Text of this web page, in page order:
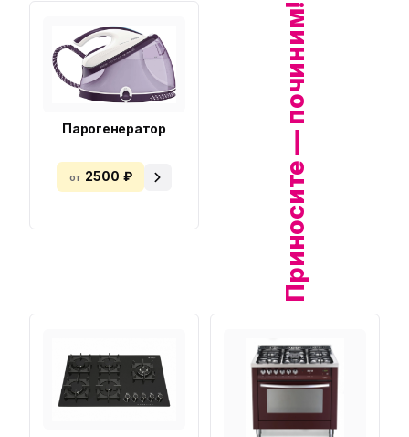
Парогенератор
от 2500 ₽ Приносите — починим!